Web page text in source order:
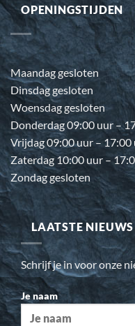
OPENINGSTIJDEN
Maandag gesloten
Dinsdag gesloten
Woensdag gesloten
Donderdag 09:00 uur –
Vrijdag 09:00 uur – 17:00
Zaterdag 10:00 uur –
Zondag gesloten
LAATSTE
Schrijf je in voor onze
Je naam